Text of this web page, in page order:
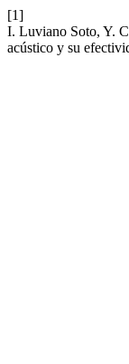
[1]
I. Luviano Soto, Y.
acústico y su